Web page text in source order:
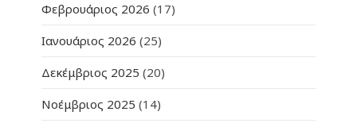
Φεβρουάριος 2026 (17)
Ιανουάριος 2026 (25)
Δεκέμβριος 2025 (20)
Νοέμβριος 2025 (14)